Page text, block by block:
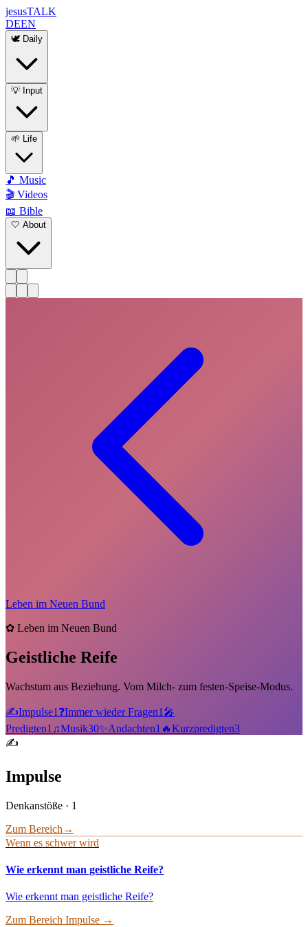
jesusTALK
DEEN
🕊️ Daily
💡 Input
🌱 Life
🎵 Music
🎬 Videos
📖 Bible
🤍 About
Leben im Neuen Bund
✿ Leben im Neuen Bund
Geistliche Reife
Wachstum aus Beziehung. Vom Milch- zum festen-Speise-Modus.
✍️Impulse1 ❓Immer wieder Fragen1 🎤
Predigten1 ♫Musik30✨Andachten1 🔥Kurzpredigten3
✍️
Impulse
Denkanstöße · 1
Zum Bereich →
Wenn es schwer wird
Wie erkennt man geistliche Reife?
Wie erkennt man geistliche Reife?
Zum Bereich Impulse →